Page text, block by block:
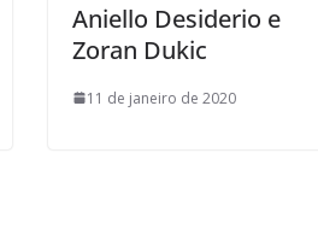
Aniello Desiderio e
Zoran Dukic
11 de janeiro de 2020